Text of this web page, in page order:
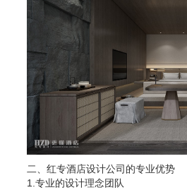
二、红专酒店设计公司的专业优势
1.专业的设计理念团队